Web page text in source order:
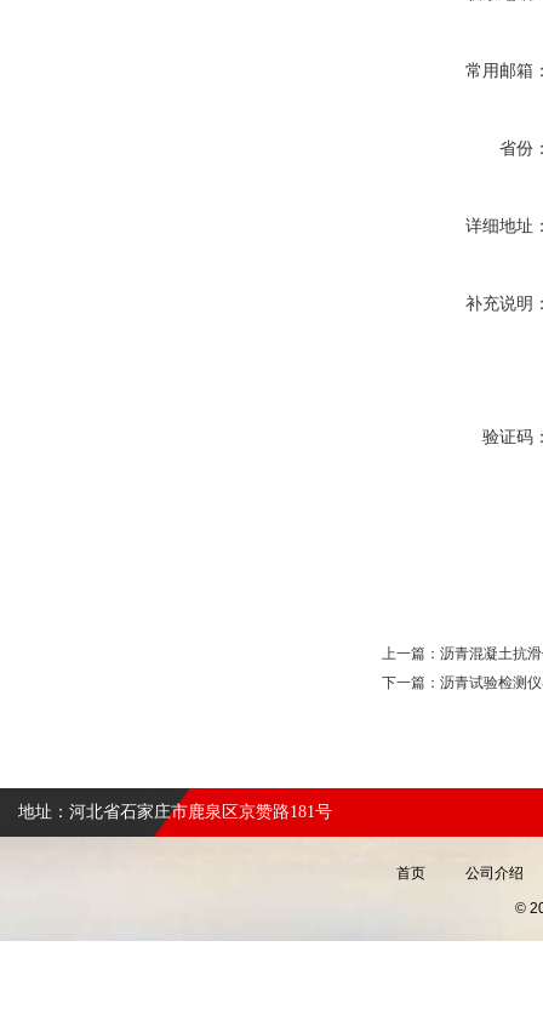
常用邮箱
省份
详细地址
补充说明
验证码
上一篇： 沥青混凝土抗
下一篇： 沥青试验检测
地址：河北省石家庄市鹿泉区京赞路181号
首页 公司介绍
©